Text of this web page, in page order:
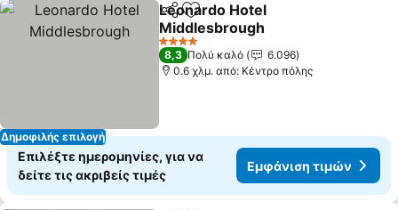
Δημοφιλής επιλογή
Κοινοποίηση
Προσθήκη στα αγαπημένα
Leonardo Hotel
Middlesbrough
Εμφάνιση τιμών
4 Αστέρια
8,3 Πολύ καλό
6.096
0.6 χλμ. από: Κέντρο πόλης
Επιλέξτε ημερομηνίες, για να
δείτε τις ακριβείς τιμές
Εμφάνιση τιμών